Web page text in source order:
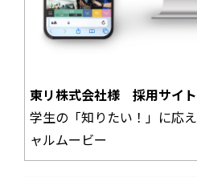
東リ株式会社様 採用サイ
学生の「知りたい！」に応
ャルムービー